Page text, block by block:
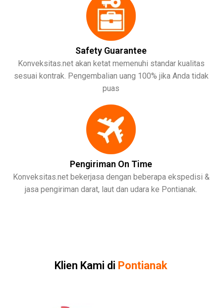
Safety Guarantee
Konveksitas.net akan ketat memenuhi standar kualitas
sesuai kontrak. Pengembalian uang 100% jika Anda tidak
puas
Pengiriman On Time
Konveksitas.net bekerjasa dengan beberapa ekspedisi &
jasa pengiriman darat, laut dan udara ke Pontianak.
Klien Kami di Pontianak